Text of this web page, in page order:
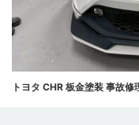
トヨタ CHR 板金塗装 事故